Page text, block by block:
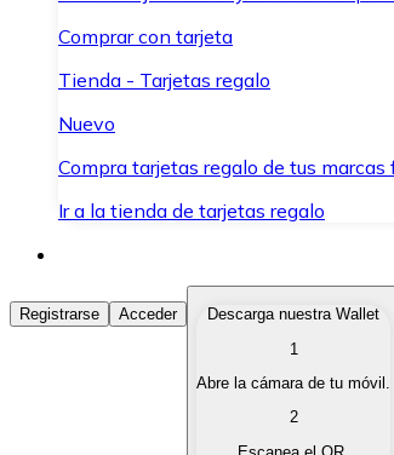
Comprar con tarjeta
Tienda - Tarjetas regalo
Nuevo
Compra tarjetas regalo de tus
Ir a la tienda de tarjetas regalo
Comprar Criptomonedas
Compra criptomonedas con
Vende tus criptomonedas de forma
Registrarse Acceder
Descarga nuestra Wallet
1
Abre la cámara de tu móvil.
2